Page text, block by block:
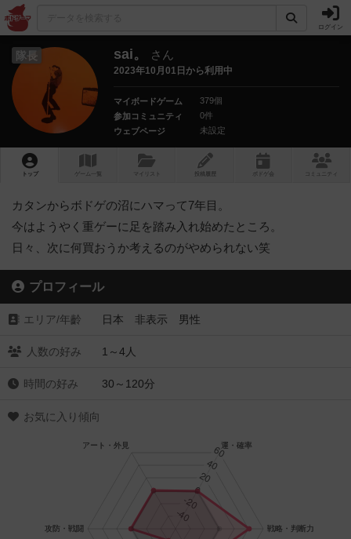
ログイン
隊長 sai。 さん
2023年10月01日から利用中
マイボードゲーム
379個
参加コミュニティ
0件
ウェブページ
未設定
トップ ゲーム一覧 マイリスト 投稿履歴 ボ ドゲ コミュニティ
カタンからボドゲの沼にハマって7年目。
今はようやく重ゲーに足を踏み入れ始めたところ。
日々、次に何買おうか考えるのがやめられない笑
プロフィール
エリア/年齡 日本 非表示 男性
人数の好み 1～4人
時間の好み 30～120分
お気に入り傾向